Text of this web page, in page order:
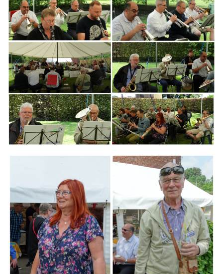
Branding